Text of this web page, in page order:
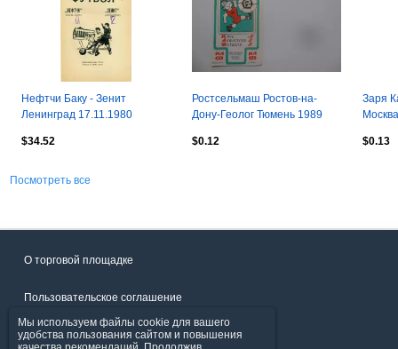
Нефтчи Баку - Зенит
Ленинград 17.11.1980
$34.52
Ростсельмаш Ростов-на-
Дону-Геолог Тюмень 1989
$0.12
Заря
$0.13
Посмотреть все
О торговой площадке
Пользовательское соглашение
Политика конфиденциальности
Мы используем файлы cookie для вашего
удобства пользования сайтом и повышения